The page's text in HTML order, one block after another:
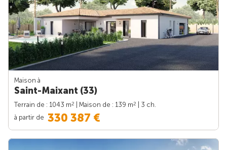
Maison à
Saint-Maixant (33)
Terrain de : 1043 m2 | Maison de : 139 m2
| 3 ch.
à partir de 330 387 €